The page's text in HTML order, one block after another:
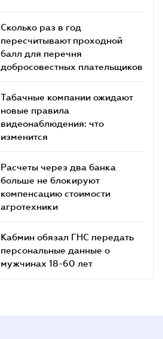
Сколько раз в год
пересчитывают проходной
балл для перечня
добросовестных плательщиков
Табачные компании ожидают
новые правила
видеонаблюдения: что
изменится
Расчеты через два банка
больше не блокируют
компенсацию стоимости
агротехники
Кабмин обязал ГНС передать
персональные данные о
мужчинах 18-60 лет